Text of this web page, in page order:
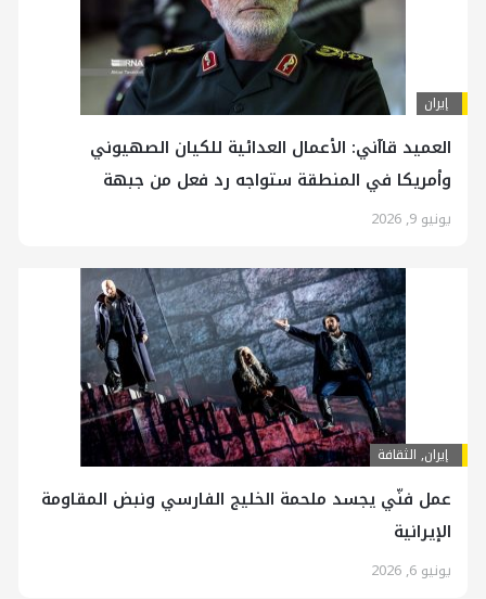
إيران
العميد قاآني: الأعمال العدائية للكيان الصهيوني
وأمريكا في المنطقة ستواجه رد فعل من جبهة
المقاومة الموحدة
يونيو 9, 2026
إيران, الثقافة
عمل فنّي يجسد ملحمة الخليج الفارسي ونبض المقاومة
الإيرانية
يونيو 6, 2026